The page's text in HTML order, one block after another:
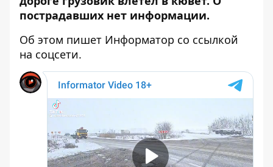
пострадавших нет информации.
Об этом пишет Информатор со ссылкой
на соцсети.